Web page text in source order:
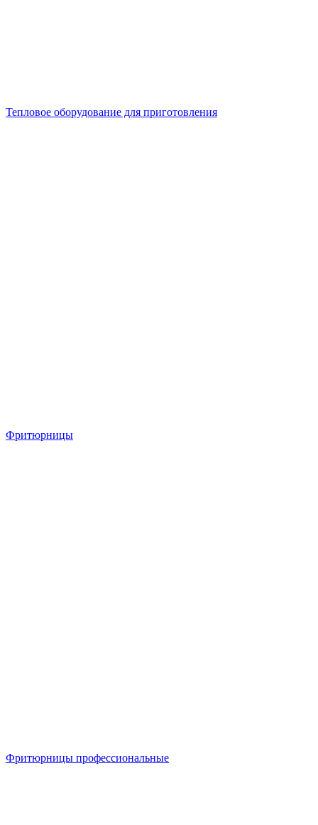
Тепловое оборудование для приготовления
Фритюрницы
Фритюрницы профессиональные